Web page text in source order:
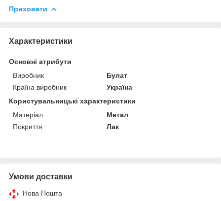
Приховати
Характеристики
Основні атрибути
Виробник
Булат
Країна виробник
Україна
Користувальницькі характеристики
Матеріал
Метал
Покриття
Лак
Умови доставки
Нова Пошта